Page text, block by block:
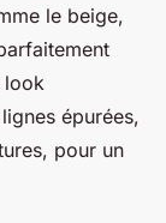
le beige,
look
épurées,
pour un